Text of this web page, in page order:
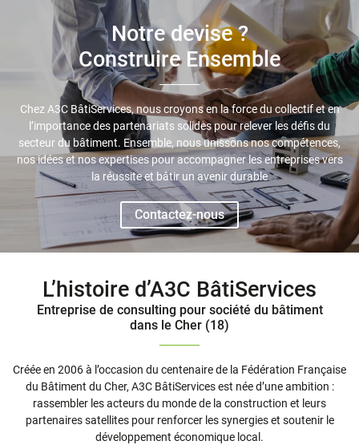
Notre devise ?
Construire Ensemble
Chez A3C BâtiServices, nous croyons en la force du collectif et en
l’importance des partenariats solides pour relever les défis du
secteur du bâtiment. Ensemble, nous unissons nos compétences,
nos idées et nos expertises pour accompagner les entreprises vers
la réussite et bâtir un avenir durable
Contactez-nous
L’histoire d’A3C BâtiServices
Entreprise de consulting pour société du bâtiment
dans le Cher (18)
Créée en 2006 à l’occasion du centenaire de la Fédération Française
du Bâtiment du Cher, A3C BâtiServices est née d’une ambition :
rassembler les acteurs du monde de la construction et leurs
partenaires satellites pour renforcer les synergies et soutenir le
développement économique local.